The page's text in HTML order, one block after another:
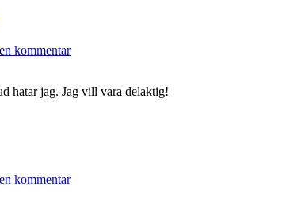
kommentar
hatar jag. Jag vill vara delaktig!
kommentar